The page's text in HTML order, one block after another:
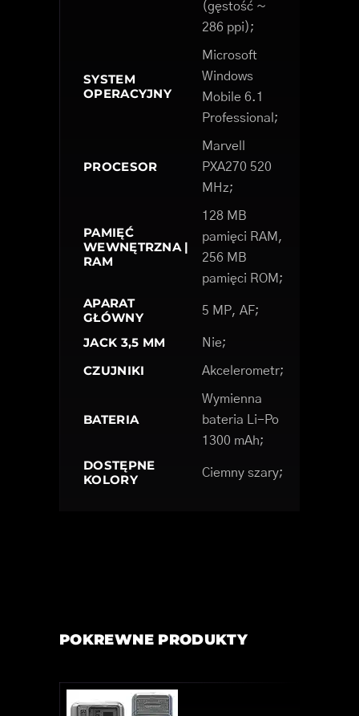
(gęstość ~
286 ppi);
SYSTEM
OPERACYJNY
Microsoft
Windows
Mobile 6.1
Professional;
PROCESOR
Marvell
PXA270 520
MHz;
PAMIĘĆ
WEWNĘTRZNA |
RAM
128 MB
pamięci RAM,
256 MB
pamięci ROM;
APARAT
GŁÓWNY
5 MP, AF;
JACK 3,5 MM Nie;
CZUJNIKI Akcelerometr;
BATERIA
Wymienna
bateria Li-Po
1300 mAh;
DOSTĘPNE
KOLORY
Ciemny szary;
POKREWNE PRODUKTY